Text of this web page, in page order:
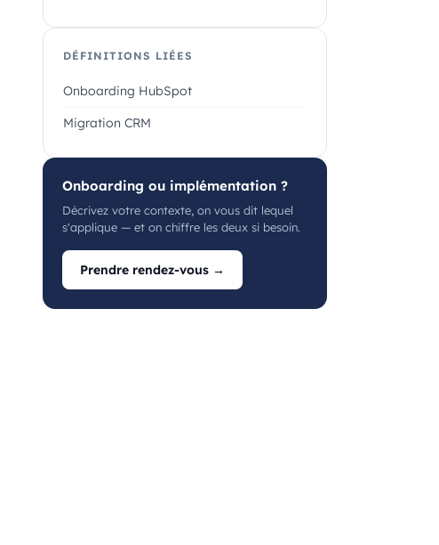
DÉFINITIONS LIÉES
Onboarding HubSpot
Migration CRM
Onboarding ou implémentation ?
Décrivez votre contexte, on vous dit lequel
s'applique — et on chiffre les deux si besoin.
Prendre rendez-vous →